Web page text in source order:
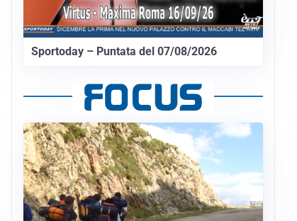
Sportoday – Puntata del 07/08/2026